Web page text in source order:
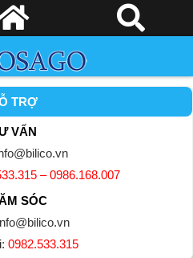
TRỢ
VẤN
– 0986.168.007
SÓC
0982.533.315